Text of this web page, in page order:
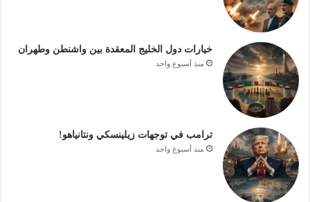
خيارات دول الخليج المعقدة بين واشنطن وطهران
منذ أسبوع واحد
ترامب في توجهات زيلينسكي ونتانياهو!
منذ أسبوع واحد